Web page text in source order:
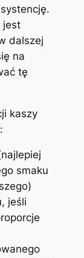
jest
dalszej
na
tę
kaszy
smaku
jeśli